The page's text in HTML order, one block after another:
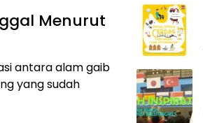
Menurut
antara alam gaib
yang sudah